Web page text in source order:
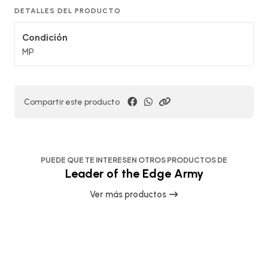
DETALLES DEL PRODUCTO
Condición
MP
Compartir este producto
PUEDE QUE TE INTERESEN OTROS PRODUCTOS DE
Leader of the Edge Army
Ver más productos